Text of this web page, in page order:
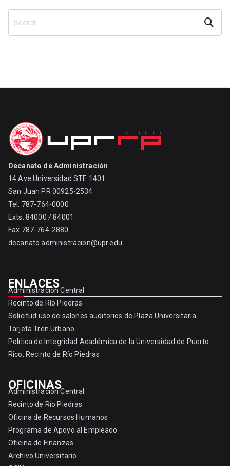
Search
Decanato de Administración
14 Ave Universidad STE 1401
San Juan PR 00925-2534
Tel. 787-764-0000
Exts. 84000 / 84001
Fax 787-764-2880
decanato.administracion@upr.edu
ENLACES
Administración Central
Recinto de Río Piedras
Solicitud uso de salones auditorios de Plaza Universitaria
Tarjeta Tren Urbano
Política de Integridad Académica de la Universidad de Puerto
Rico, Recinto de Río Piedras
OFICINAS
Administración Central
Recinto de Río Piedras
Oficina de Recursos Humanos
Programa de Apoyo al Empleado
Oficina de Finanzas
Archivo Universitario